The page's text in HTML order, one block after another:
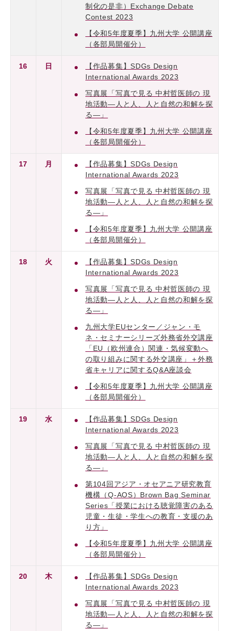
制化の是非）Exchange Debate
Contest 2023
【令和5年度夏季】九州大学 公開講座
（各部局開催分）
16 日
【作品募集】SDGs Design
International Awards 2023
写真展「写真で見る 中村哲医師の 現
地活動―人と人、人と自然の和解を探
る―」
【令和5年度夏季】九州大学 公開講座
（各部局開催分）
17 月
【作品募集】SDGs Design
International Awards 2023
写真展「写真で見る 中村哲医師の 現
地活動―人と人、人と自然の和解を探
る―」
【令和5年度夏季】九州大学 公開講座
（各部局開催分）
18 火
【作品募集】SDGs Design
International Awards 2023
写真展「写真で見る 中村哲医師の 現
地活動―人と人、人と自然の和解を探
る―」
九州大学EUセンター／ジャン・モ
ネ・セミナーシリーズ外務省外交講座
「EU（欧州連合）関連・気候変動へ
の取り組みに関する外交講座」＋外務
省キャリアに関するQ&A座談会
【令和5年度夏季】九州大学 公開講座
（各部局開催分）
19 水
【作品募集】SDGs Design
International Awards 2023
写真展「写真で見る 中村哲医師の 現
地活動―人と人、人と自然の和解を探
る―」
第104回アジア・オセアニア研究教育
機構（Q-AOS）Brown Bag Seminar
Series「授業における聴覚障害のある
児童・生徒・学生への教育・支援のあ
り方」
【令和5年度夏季】九州大学 公開講座
（各部局開催分）
20 木
【作品募集】SDGs Design
International Awards 2023
写真展「写真で見る 中村哲医師の 現
地活動―人と人、人と自然の和解を探
る―」